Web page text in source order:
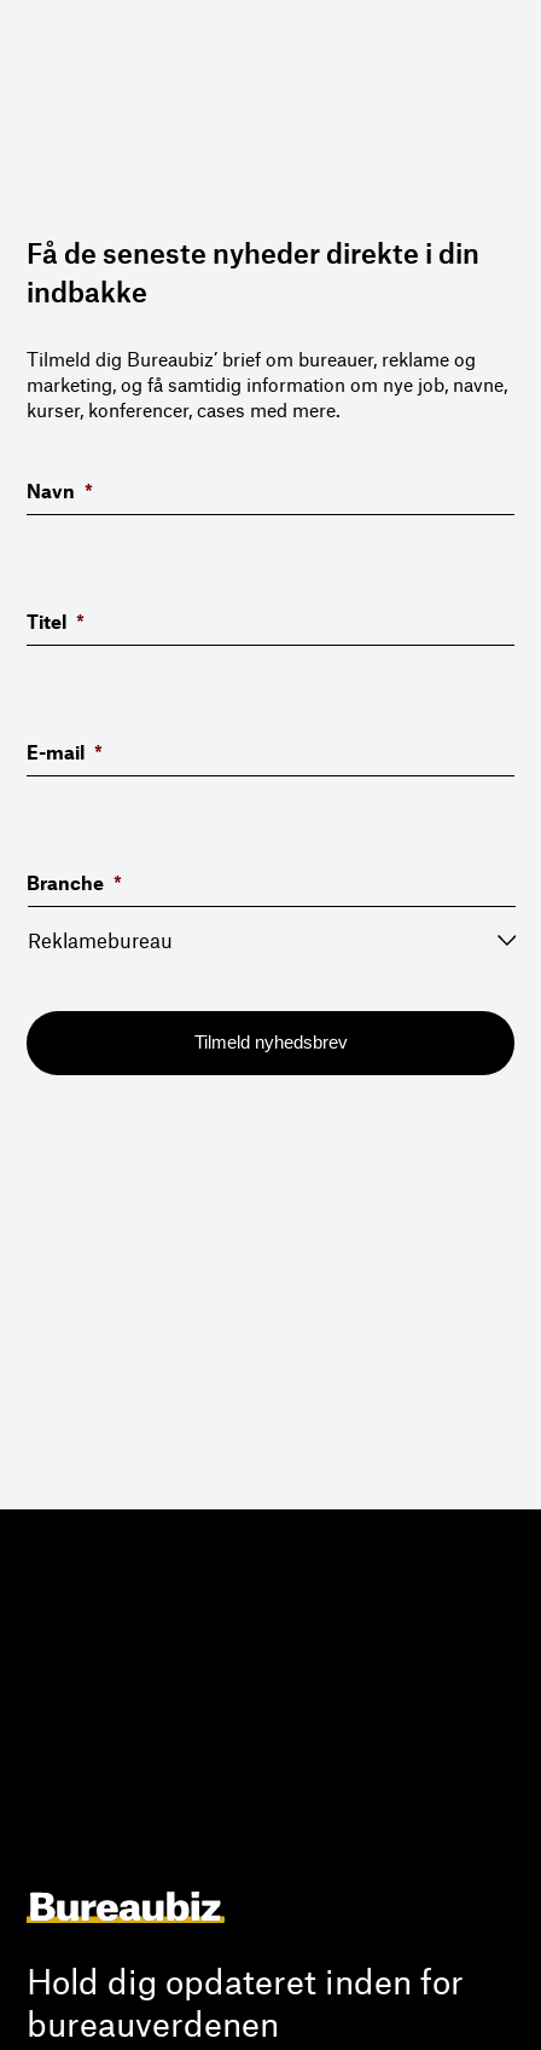
Få de seneste nyheder direkte i din
indbakke
Tilmeld dig Bureaubiz’ brief om bureauer, reklame og
marketing, og få samtidig information om nye job, navne,
kurser, konferencer, cases med mere.
Navn *
Titel *
E-mail *
Branche *
Hold dig opdateret inden for
bureauverdenen